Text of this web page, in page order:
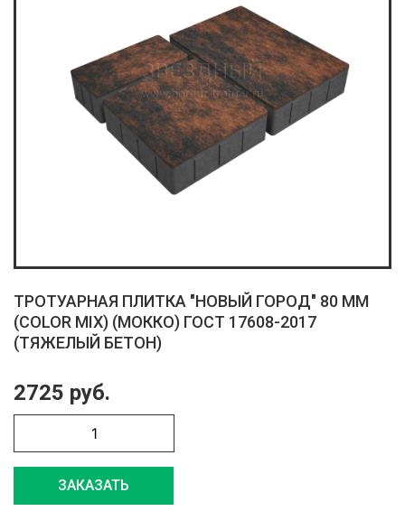
ТРОТУАРНАЯ ПЛИТКА "НОВЫЙ ГОРОД" 80 ММ
(COLOR MIX) (МОККО) ГОСТ 17608-2017
(ТЯЖЕЛЫЙ БЕТОН)
2725 руб.
ЗАКАЗАТЬ